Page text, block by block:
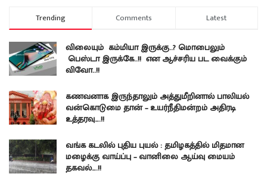
Trending Comments Latest
விலையும் கம்மியா இருக்கு..? மொபைலும்
பெஸ்டா இருக்கே..!! என ஆச்சரிய பட வைக்கும்
விவோ..!!
கணவனாக இருந்தாலும் அத்துமீறினால் பாலியல்
வன்கொடுமை தான் – உயர்நீதிமன்றம் அதிரடி
உத்தரவு….!!
வங்க கடலில் புதிய புயல் : தமிழகத்தில் மிதமான
மழைக்கு வாய்ப்பு – வானிலை ஆய்வு மையம்
தகவல்….!!